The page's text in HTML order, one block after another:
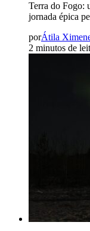
Terra do Fogo:
jornada épica
porÁtila
2 minutos de